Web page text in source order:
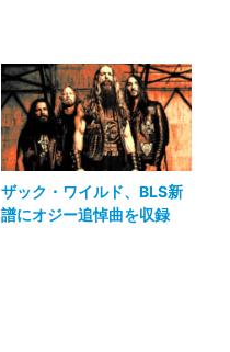
ザック・ワイルド、BLS新
譜にオジー追悼曲を収録